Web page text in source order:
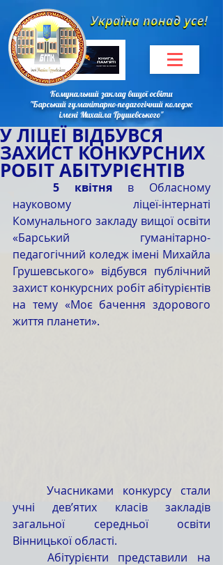
Комунальний заклад вищої освіти
"Барський гуманітарно-педагогічний коледж
імені Михайла Грушевського"
У ЛІЦЕЇ ВІДБУВСЯ
ЗАХИСТ КОНКУРСНИХ
РОБІТ АБІТУРІЄНТІВ
5 квітня в Обласному
науковому ліцеї-інтернаті
Комунального закладу вищої освіти
«Барський гуманітарно-
педагогічний коледж імені Михайла
Грушевського» відбувся публічний
захист конкурсних робіт абітурієнтів
на тему «Моє бачення здорового
життя планети».
учні дев’ятих класів закладів
загальної середньої освіти
Вінницької області.